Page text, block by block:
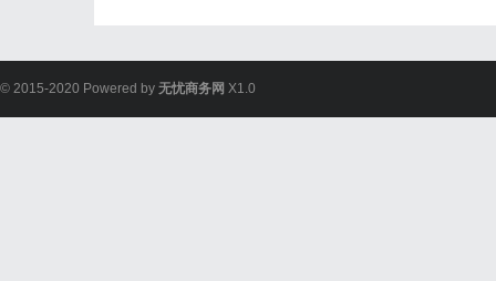
© 2015-2020 Powered by 无忧商务网 X1.0